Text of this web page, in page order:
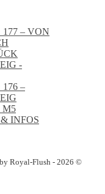
– VON
-
–
M5
INFOS
Royal-Flush - 2026 ©